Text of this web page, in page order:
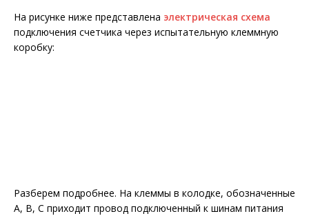
На рисунке ниже представлена электрическая схема
подключения счетчика через испытательную клеммную
коробку:
Разберем подробнее. На клеммы в колодке, обозначенные
А, В, С приходит провод подключенный к шинам питания